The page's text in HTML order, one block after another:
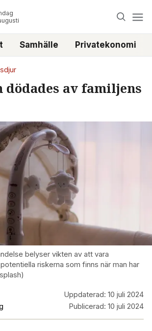
Samhälle Privatekonomi
dödades av familjens
belyser vikten av att vara
riskerna som finns när man har
Uppdaterad: 10 juli 2024
Publicerad: 10 juli 2024